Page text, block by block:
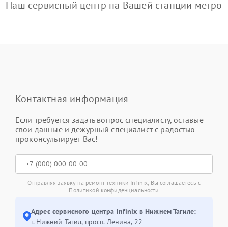
Наш сервисный центр на Вашей станции метро
Контактная информация
Если требуется задать вопрос специалисту, оставьте
свои данные и дежурный специалист с радостью
проконсультирует Вас!
Отправляя заявку на ремонт техники Infinix, Вы соглашаетесь с
Политикой конфиденциальности
Адрес сервисного центра Infinix в Нижнем Тагиле:
г. Нижний Тагил, просп. Ленина, 22